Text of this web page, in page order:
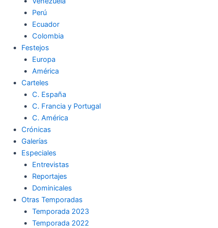
Perú
Ecuador
Colombia
Festejos
Europa
América
Carteles
C. España
C. Francia y Portugal
C. América
Crónicas
Galerías
Especiales
Entrevistas
Reportajes
Dominicales
Otras Temporadas
Temporada 2023
Temporada 2022